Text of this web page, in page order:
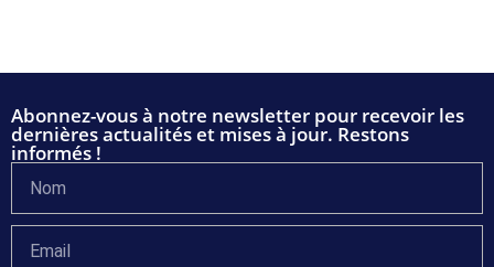
Abonnez-vous à notre newsletter pour recevoir les
dernières actualités et mises à jour. Restons
informés !